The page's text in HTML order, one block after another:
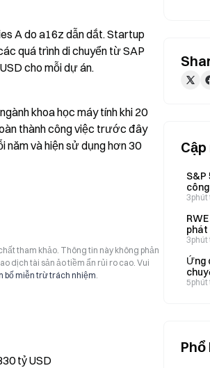
A do a16z dẫn dắt. Startup
quá trình di chuyển từ SAP
cho mỗi dự án.
khoa học máy tính khi 20
thành công việc trước đây
năm và hiện sử dụng hơn 30
tham khảo. Thông tin này không phản
dịch tài sản ảo tiềm ẩn rủi ro cao. Vui
bố miễn trừ trách nhiệm.
tỷ USD
S&P
tăng
đạt
phát
Mỹ
Ứng
dịch
Phổ